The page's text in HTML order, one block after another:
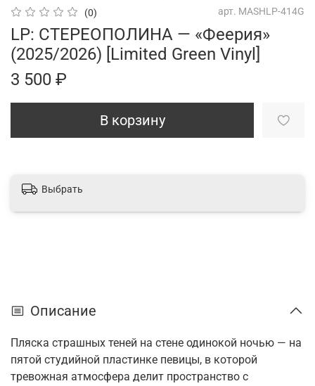
(0) арт. MASHLP-414G
LP: СТЕРЕОПОЛИНА — «Феерия»
(2025/2026) [Limited Green Vinyl]
3 500 ₽
В корзину
Выбрать
Описание
Пляска страшных теней на стене одинокой ночью — на
пятой студийной пластинке певицы, в которой
тревожная атмосфера делит пространство с